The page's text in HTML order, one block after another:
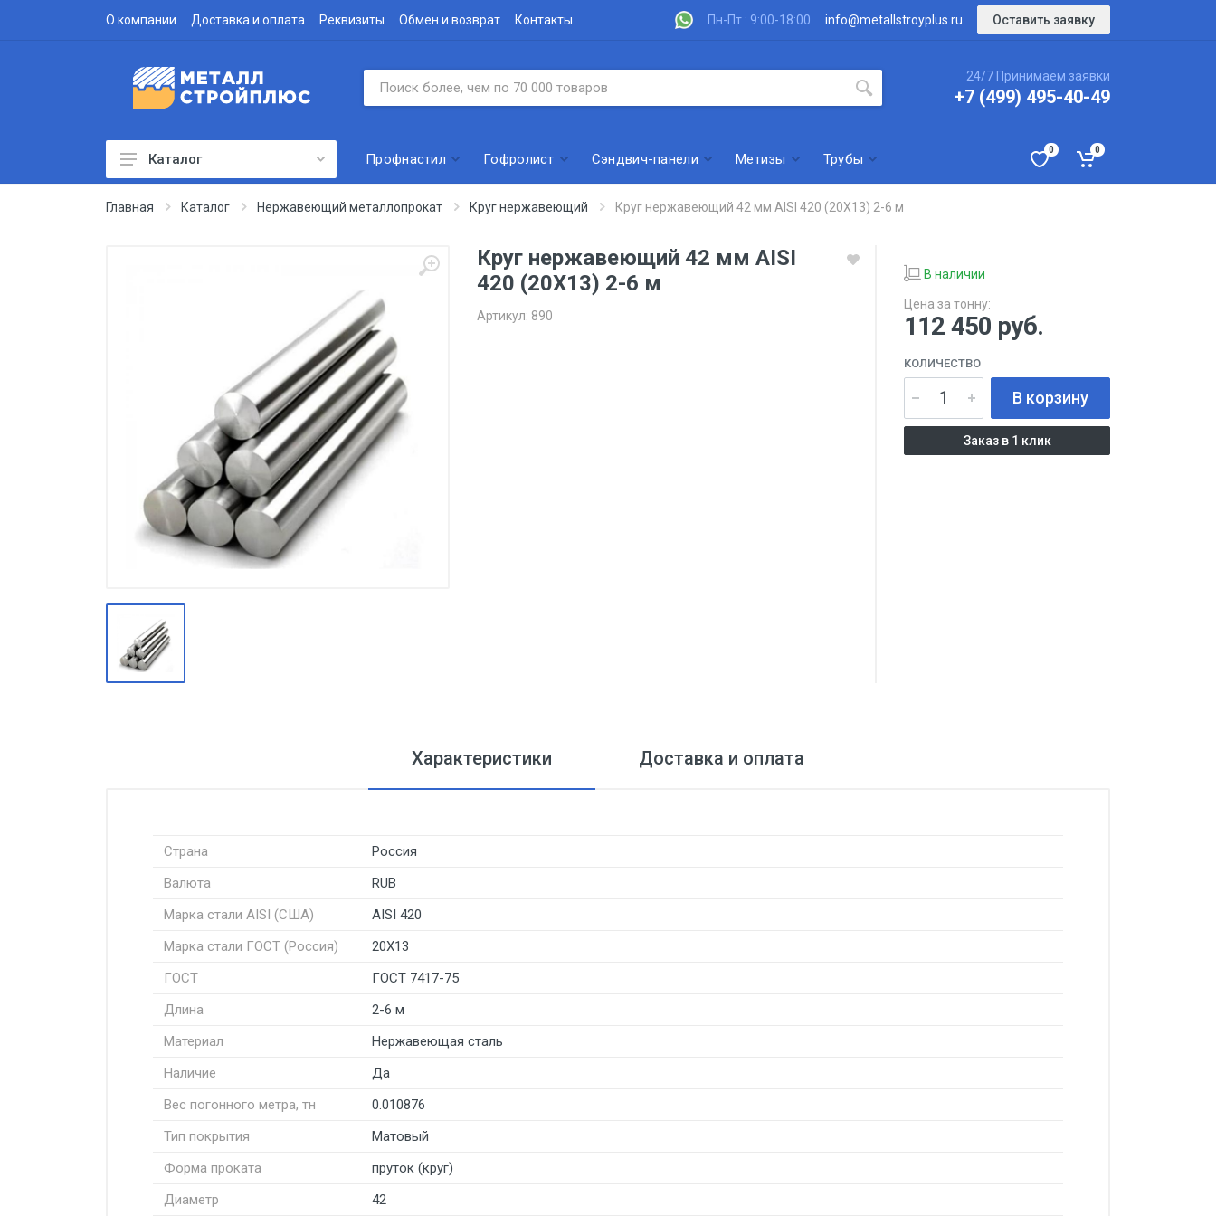
О компании Доставка и оплата Реквизиты Обмен и возврат Контакты Пн-Пт : 9:00-18:00 info@metallstroyplus.ru Оставить заявку
24/7 Принимаем заявки
+7 (499) 495-40-49
Профнастил
Производство
Штакетник
Черный металлопрокат
Нержавеющий металлопрокат
метизы
Оцинкованный металлопрокат
Запорная арматура
Каталог Профнастил Гофролист Сэндвич-панели Метизы Трубы
0 0
Главная Каталог Нержавеющий металлопрокат Круг нержавеющий Круг нержавеющий 42 мм AISI 420 (20Х13) 2-6 м
Круг нержавеющий 42 мм AISI
420 (20Х13) 2-6 м
Артикул: 890
В наличии
Цена за тонну:
112 450 руб.
КОЛИЧЕСТВО
В корзину
Заказ в 1 клик
Характеристики Доставка и оплата
Страна
Россия
Валюта
RUB
Марка стали AISI (США)
AISI 420
Марка стали ГОСТ (Россия)
20Х13
ГОСТ
ГОСТ 7417-75
Длина
2-6 м
Материал
Нержавеющая сталь
Наличие
Да
Вес погонного метра, тн
0.010876
Тип покрытия
Матовый
Форма проката
пруток (круг)
Диаметр
42